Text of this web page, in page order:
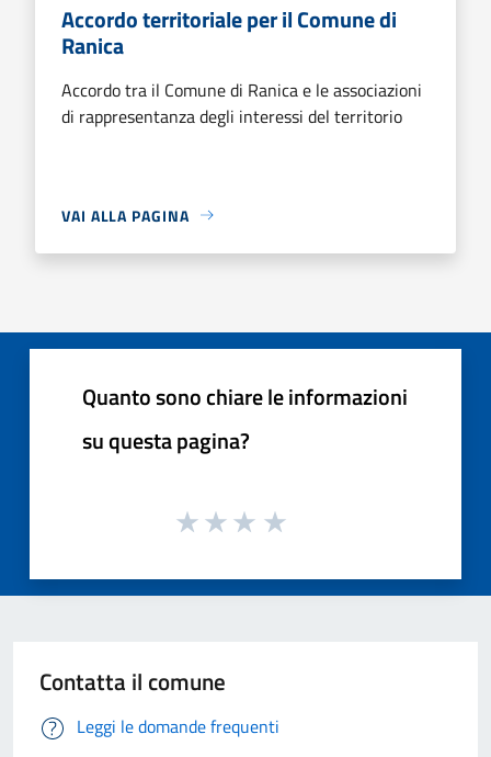
Accordo territoriale per il Comune di
Ranica
Accordo tra il Comune di Ranica e le associazioni
di rappresentanza degli interessi del territorio
VAI ALLA PAGINA
Quanto sono chiare le informazioni
su questa pagina?
Contatta il comune
Leggi le domande frequenti